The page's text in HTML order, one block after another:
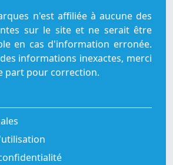
n'est affiliée à aucune des
sur le site et ne serait être
en cas d'information erronée.
informations inexactes, merci
part pour correction.